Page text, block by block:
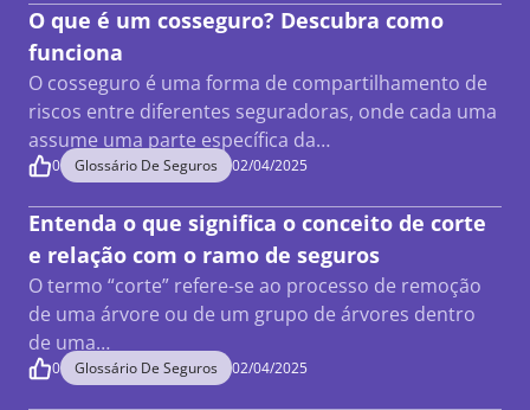
O que é um cosseguro? Descubra como
funciona
O cosseguro é uma forma de compartilhamento de
riscos entre diferentes seguradoras, onde cada uma
assume uma parte específica da…
0 Glossário De Seguros 02/04/2025
Entenda o que significa o conceito de corte
e relação com o ramo de seguros
O termo “corte” refere-se ao processo de remoção
de uma árvore ou de um grupo de árvores dentro
de uma…
0 Glossário De Seguros 02/04/2025